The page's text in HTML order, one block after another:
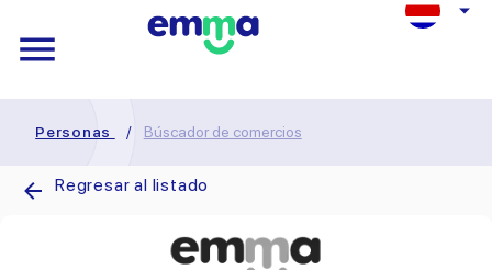
Personas / Búscador de comercios
Regresar al listado